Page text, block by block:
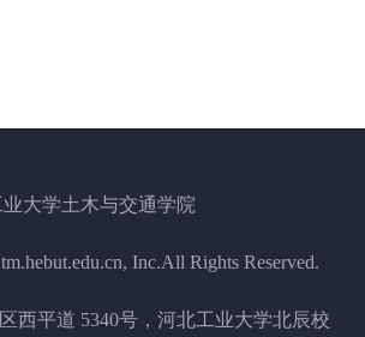
大学土木与交通学院
Inc.All Rights Reserved.
西平道 5340号，河北工业大学北辰校